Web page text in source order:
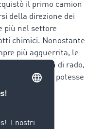
il primo camion
della direzione dei
più nel settore
chimici. Nonostante
più agguerrita, le
millennio: non di rado,
Ernesto potesse